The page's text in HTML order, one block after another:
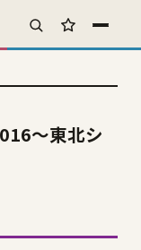
お気に入り
〜東北シ